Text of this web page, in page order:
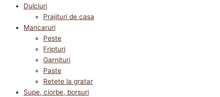
Dulciuri
Prajituri de casa
Mancaruri
Peste
Fripturi
Garnituri
Paste
Retete la gratar
Supe, ciorbe, borsuri